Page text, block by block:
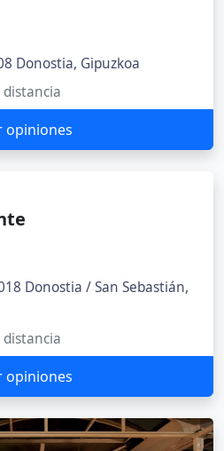
Donostia, Gipuzkoa
opiniones
Donostia / San Sebastián,
opiniones